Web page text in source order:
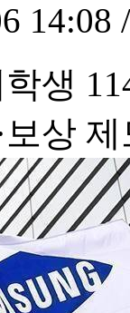
14:08
생
상